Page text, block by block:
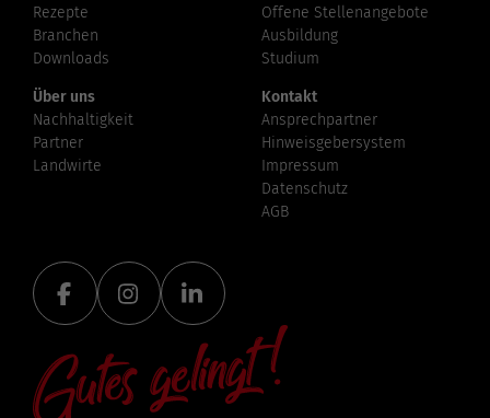
Rezepte
Branchen
Downloads
Offene Stellenangebote
Ausbildung
Studium
Über uns
Nachhaltigkeit
Partner
Landwirte
Kontakt
Ansprechpartner
Hinweisgebersystem
Impressum
Datenschutz
AGB